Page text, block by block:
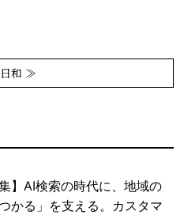
和 ≫
集】AI検索の時代に、地域の
かる」を支える。カスタマ